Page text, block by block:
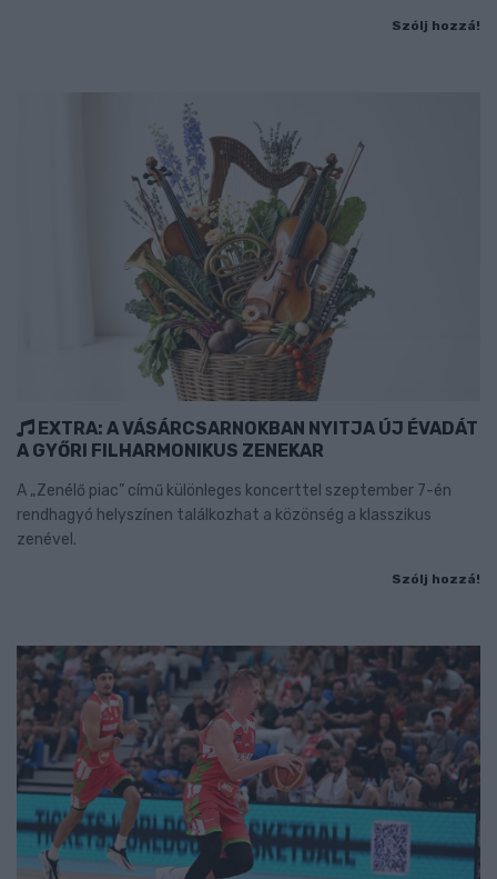
Szólj hozzá!
EXTRA: A VÁSÁRCSARNOKBAN NYITJA ÚJ ÉVADÁT
A GYŐRI FILHARMONIKUS ZENEKAR
A „Zenélő piac” című különleges koncerttel szeptember 7-én
rendhagyó helyszínen találkozhat a közönség a klasszikus
zenével.
Szólj hozzá!